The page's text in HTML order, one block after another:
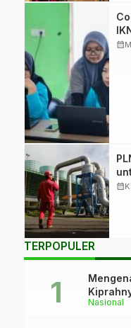
Mum dan Solar
Mum untuk
meningkatkan
keterampilan
masyarakat di
Desa Binuang.
(Foto: Humas
Otorita IKN)
calendar_month
PLN mendukung
pengembangan
data center
dengan listrik
andal dan bersih.
(Foto: PLN)
calendar_month
TERPOPULER
Nasional